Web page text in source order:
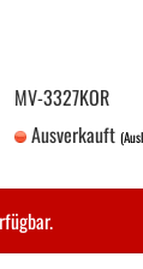
MV-3327KOR
Ausverkauft